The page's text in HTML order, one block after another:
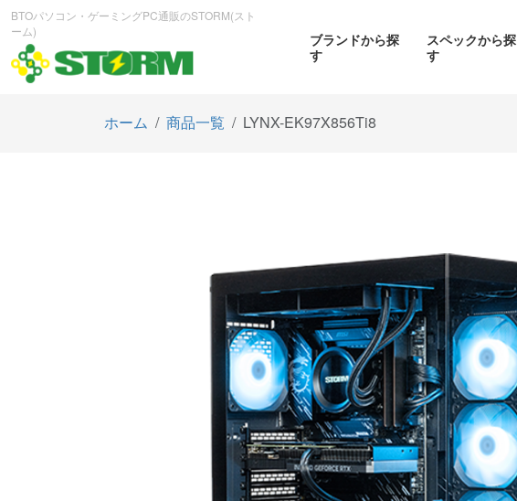
BTOパソコン・ゲーミングPC通販のSTORM(スト
ーム)
ブランドから探
す
スペックから探
す
初心者の方、「どのPCを選
べばいいかわからない」そ
んな方にこそ選んでほし
い、エントリーモデルで
360mm簡易水冷と曲面
OLEDを搭載したハイエン
ドモデル。美しさと冷却性
能を兼ね備えた「流界2」
が、至高の空間を演出しま
す。
ゲーミングPC
商品をみる
大画面液晶、
曲面OLED簡易水冷搭載
PC
商品をみる
ホーム 商品一覧 LYNX-EK97X856Ti8